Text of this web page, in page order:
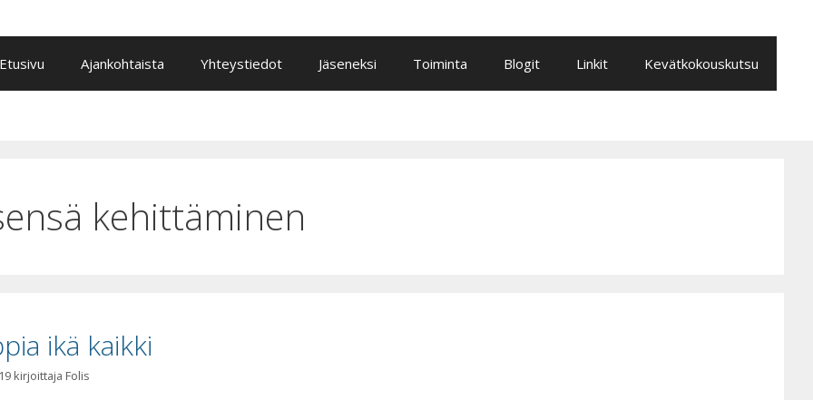
Etusivu
Ajankohtaista Yhteystiedot Jäseneksi Toiminta Blogit Linkit Kevätkokouskutsu
kehittäminen
ikä kaikki
kirjoittaja Folis